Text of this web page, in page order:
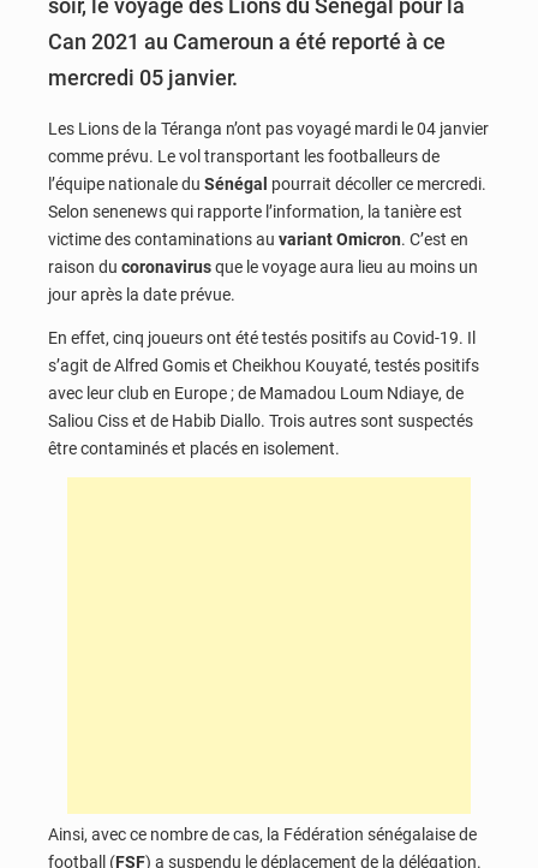
soir, le voyage des Lions du Sénégal pour la
Can 2021 au Cameroun a été reporté à ce
mercredi 05 janvier.
Les Lions de la Téranga n’ont pas voyagé mardi le 04 janvier
comme prévu. Le vol transportant les footballeurs de
l’équipe nationale du Sénégal pourrait décoller ce mercredi.
Selon senenews qui rapporte l’information, la tanière est
victime des contaminations au variant Omicron. C’est en
raison du coronavirusque le voyage aura lieu au moins un
jour après la date prévue.
En effet, cinq joueurs ont été testés positifs au Covid-19. Il
s’agit de Alfred Gomis et Cheikhou Kouyaté, testés positifs
avec leur club en Europe ; de Mamadou Loum Ndiaye, de
Saliou Ciss et de Habib Diallo. Trois autres sont suspectés
être contaminés et placés en isolement.
Ainsi, avec ce nombre de cas, la Fédération sénégalaise de
football (FSF) a suspendu le déplacement de la délégation.